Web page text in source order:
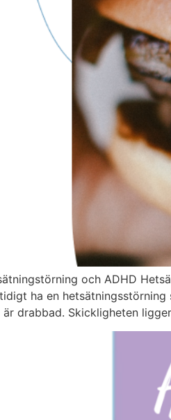
och ADHD
ha en
är drabbad. Skickligheten